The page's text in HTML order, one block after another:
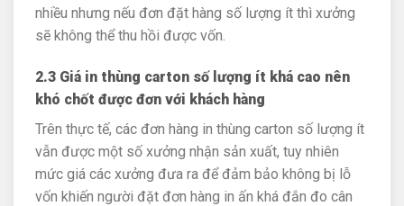
nhiều nhưng nếu đơn đặt hàng số lượng ít thì xưởng
sẽ không thể thu hồi được vốn.
2.3 Giá in thùng carton số lượng ít khá cao nên
khó chốt được đơn với khách hàng
Trên thực tế, các đơn hàng in thùng carton số lượng ít
vẫn được một số xưởng nhận sản xuất, tuy nhiên
mức giá các xưởng đưa ra để đảm bảo không bị lỗ
vốn khiến người đặt đơn hàng in ấn khá đắn đo cân